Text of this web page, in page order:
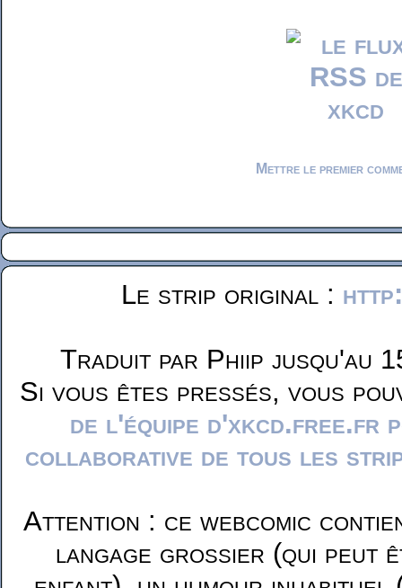
Mettre le premier
Le strip original :
Traduit par Phiip jusqu'au
Si vous êtes pressés, vous
de l'équipe d'xkcd.free.fr
collaborative de tous les
Attention : ce webcomic
langage grossier (qui peut